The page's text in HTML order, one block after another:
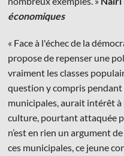
économiques
« Face à l'échec de la
propose de repenser une
vraiment les classes
question y compris pendant
municipales, aurait intérêt
culture, pourtant attaquée
n’est en rien un argument
ces municipales, ce jeune